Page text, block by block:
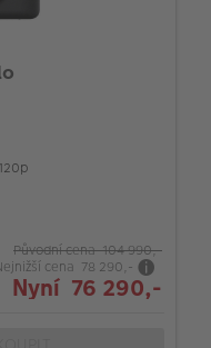
Původní cena 104 990,-
cena 78 290,-
Nyní 76 290,-